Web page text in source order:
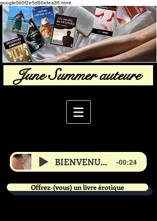
google0b0f2e5d80efea36.html
June Summer auteure
BIENVENUE de June -00:24
Offrez-(vous) un livre érotique